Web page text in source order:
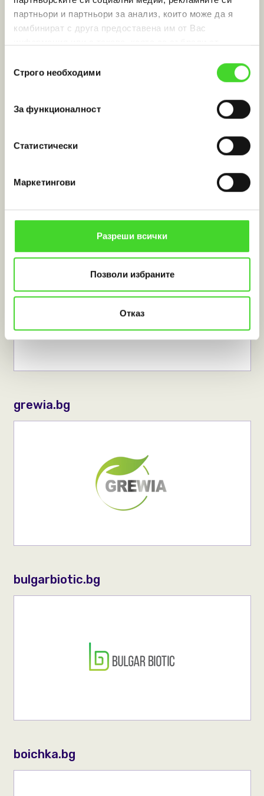
партньори и партньори за анализ, които може да я
комбинират с друга предоставена им от Вас
наСтрого необходими
За функционалност
Статистически
Маркетингови
Разреши всички
Позволи избраните
Отказ
grewia.bg
bulgarbiotic.bg
boichka.bg